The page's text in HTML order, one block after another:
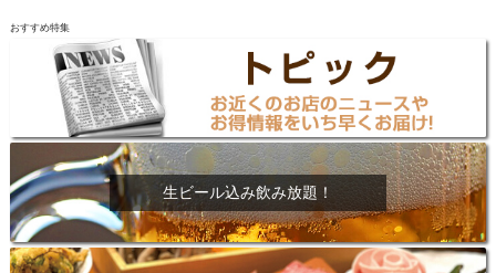
おすすめ特集
生ビール込み飲み放題！